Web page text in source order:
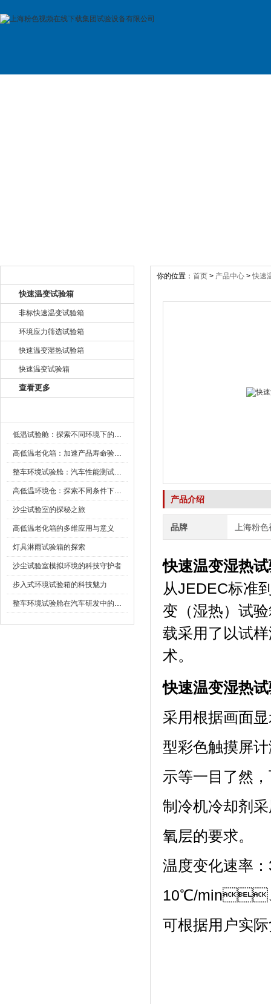
快速温变试验箱
非标快速温变试验箱
环境应力筛选试验箱
快速温变湿热试验箱
快速温变试验箱
查看更多
低温试验舱：探索不同环境下的科技边界
高低温老化箱：加速产品寿命验证的可靠伙伴
整车环境试验舱：汽车性能测试的设备
高低温环境仓：探索不同条件下的科学奥秘
沙尘试验室的探秘之旅
高低温老化箱的多维应用与意义
灯具淋雨试验箱的探索
沙尘试验室模拟环境的科技守护者
步入式环境试验箱的科技魅力
整车环境试验舱在汽车研发中的作用
你的位置： 首页 > 产品中心 >快速
产品介绍
品牌 上海粉
快速温变湿热
从JEDEC标准
变（湿热）试验
载采用了以试样
术。
快速温变湿热
采用根据画面显
型彩色触摸屏计测
示等一目了然
制冷机冷却剂采
氧层的要求。
温度变化速
10℃/min、
可根据用户实际